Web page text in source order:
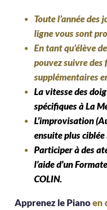
Toute l’année des
ligne vous sont
En tant qu’élève
pouvez suivre
supplémentaires
La vitesse des
spécifiques à La
L’improvisation
ensuite plus
Participer à des
l’aide d’un
COLIN.
Apprenez le Pianoen